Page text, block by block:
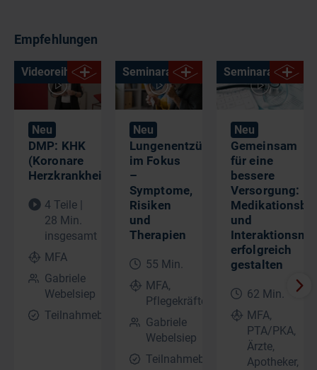
Empfehlungen
Neu
DMP: KHK
(Koronare
Herzkrankheit)
4 Teile |
28 Min.
insgesamt
MFA
Gabriele
Webelsiep
Teilnahmebescheinigung
Videoreihe
Neu
Lungenentzündung
im Fokus
–
Symptome,
Risiken
und
Therapien​
55 Min.
MFA,
Pflegekräfte
Gabriele
Webelsiep
Teilnahmebescheinigung
Seminaraufzeichnung
Neu
Gemeinsam
für eine
bessere
Versorgung:
und
erfolgreich
gestalten
62 Min.
MFA,
PTA/PKA,
Ärzte,
Apotheker,